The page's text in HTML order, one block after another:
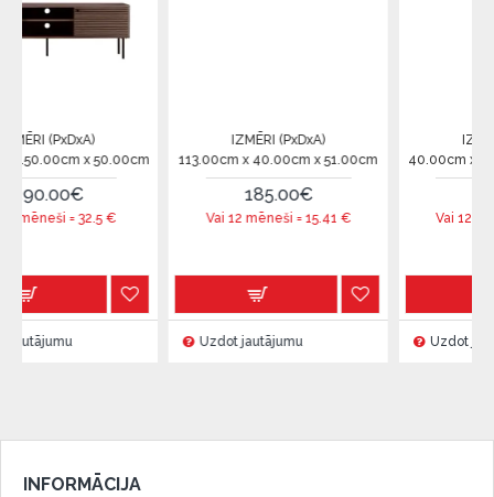
x 50.00cm
32.5€
IZMĒRI (PxDxA)
113.00cm x 40.00cm x 51.00cm
185.00€
Vai 12 mēneši =15.41€
Uzdot jautājumu
IZMĒRI (PxDxA)
40.00cm x 130.00cm x
Vai 12 mēneši =
Uzdot jautājumu
INFORMĀCIJA